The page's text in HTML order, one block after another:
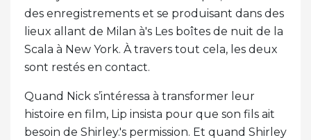
des enregistrements et se produisant dans des
lieux allant de Milan à's Les boîtes de nuit de la
Scala à New York. À travers tout cela, les deux
sont restés en contact.
Quand Nick s’intéressa à transformer leur
histoire en film, Lip insista pour que son fils ait
besoin de Shirley.'s permission. Et quand Shirley